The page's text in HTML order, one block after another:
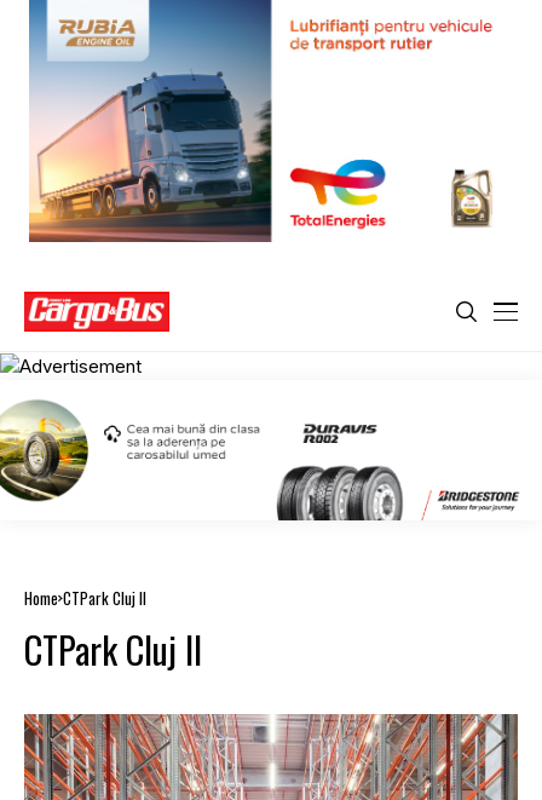
Home CTPark Cluj II
CTPark Cluj II